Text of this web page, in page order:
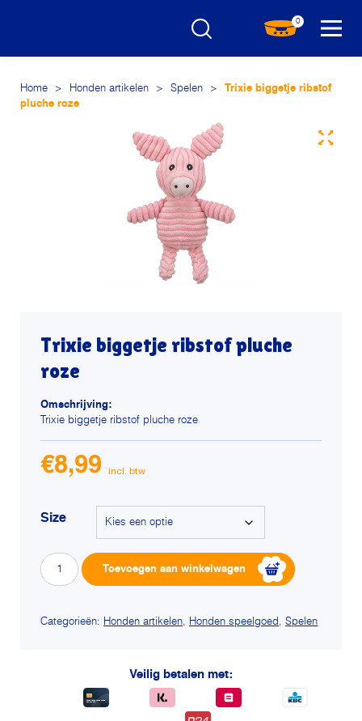
0
Home > Honden artikelen > Spelen >
Trixie biggetje ribstof
pluche roze
Trixie biggetje ribstof pluche
roze
Omschrijving:
Trixie biggetje ribstof pluche roze
€8,99
Size
Trixie
biggetje
roze
Toevoegen aan winkelwagen
Categorieën: Honden artikelen, Honden speelgoed, Spelen
Veilig betalen met: